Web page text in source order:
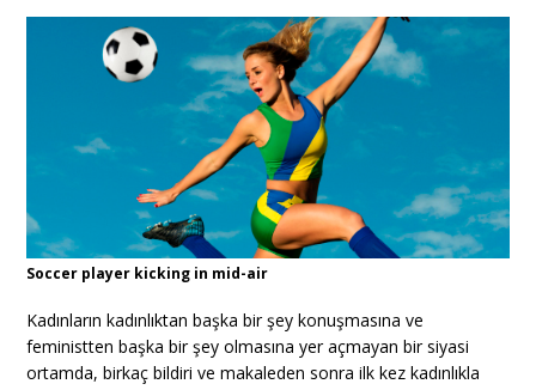
Soccer player kicking in mid-air
Kadınların kadınlıktan başka bir şey konuşmasına ve
feministten başka bir şey olmasına yer açmayan bir siyasi
ortamda, birkaç bildiri ve makaleden sonra ilk kez kadınlıkla